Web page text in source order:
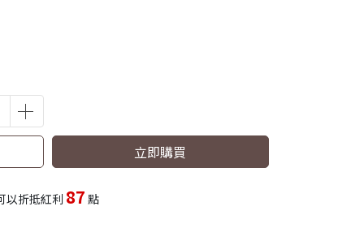
立即購買
以折抵紅利 87 點